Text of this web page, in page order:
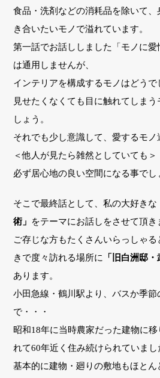
食品・洗剤などの消耗品を除いて
き合いたいモノで溢れています。
第一話でお話ししました「モノに
は通用しませんが、
インテリアを構成するモノはどうで
見せたくなくても目に触れてしま
しょう。
それでも少し意識して、愛するモ
＜他人が見たら雑然としていても＞
必ず居心地の良い空間になる事でし
そこで最終話として、私の大好きな
術」 をテーマにお話しをさせて頂き
ご存じな方もたくさんいらっしゃ
きで度々訪れる場所に
「旧白洲邸・
あります。
小田急線・鶴川駅より、バスか季節
で・・・
昭和18年に当時農家だった建物に
れて60年近く住み続けられていまし
基本的に建物・廻りの敷地もほと